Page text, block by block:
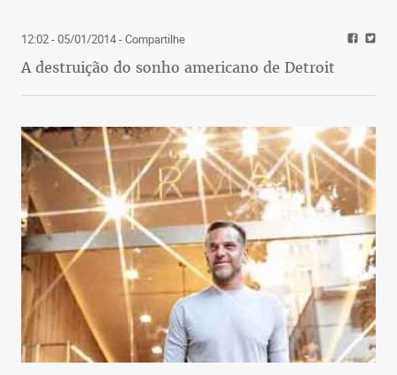
12:02 - 05/01/2014- Compartilhe
A destruição do sonho americano de Detroit